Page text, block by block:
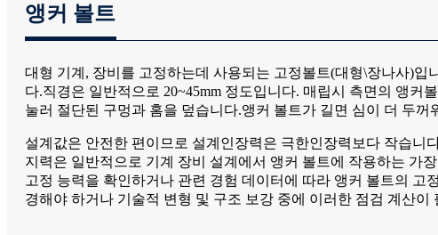
앵커 볼트
대형 기계, 장비를 고정하는데 사용되는 고정볼트(대형\장나사)
다.직경은 일반적으로 20~45mm 정도입니다. 매립시 측면의 앵
눌러 절단된 구멍과 홈을 덮습니다.앵커 볼트가 길면 심이 더 두
설계값은 안전한 편이므로 설계인장력은 극한인장력보다 작습니
지력은 일반적으로 기계 장비 설계에서 앵커 볼트에 작용하는 가
고정 능력을 확인하거나 관련 경험 데이터에 따라 앵커 볼트의
경해야 하거나 기술적 변형 및 구조 보강 중에 이러한 점검 계산이